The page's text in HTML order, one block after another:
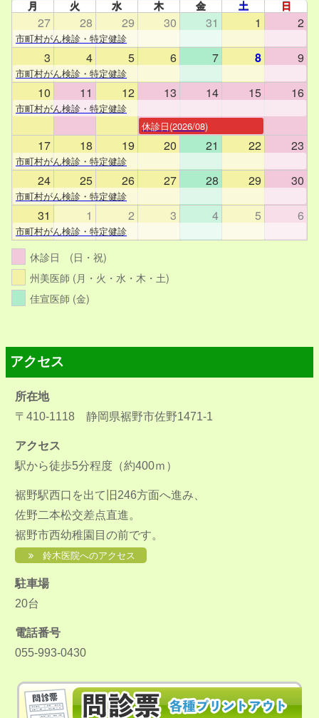
月 火 水 木 金 土 日
27 28 29 30 31 1 2
市町村がん検診・特定健診
3 4 5 6 7 8 9
市町村がん検診・特定健診
10 11 12 13 14 15 16
市町村がん検診・特定健診
休診日(2026/08)
17 18 19 20 21 22 23
市町村がん検診・特定健診
24 25 26 27 28 29 30
市町村がん検診・特定健診
31 1 2 3 4 5 6
市町村がん検診・特定健診
休診日 (日・祝)
州美医師 (月・火・水・木・土)
佳宣医師 (金)
アクセス
所在地
〒410-1118 静岡県裾野市佐野1471-1
アクセス
駅から徒歩5分程度（約400ｍ）
裾野駅西口を出て旧246方面へ進み、
佐野二本松交差点直進。
裾野市西幼稚園目の前です。
鈴木医院へのアクセス
駐車場
20台
電話番号
055-993-0430